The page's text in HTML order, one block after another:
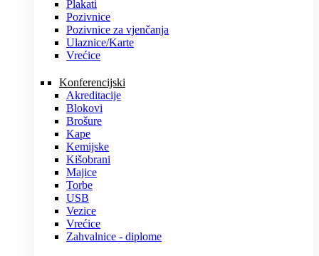
Plakati
Pozivnice
Pozivnice za vjenčanja
Ulaznice/Karte
Vrećice
Konferencijski
Akreditacije
Blokovi
Brošure
Kape
Kemijske
Kišobrani
Majice
Torbe
USB
Vezice
Vrećice
Zahvalnice - diplome